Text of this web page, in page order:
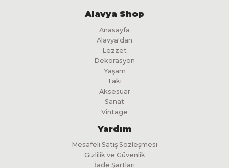
Alavya Shop
Anasayfa
Alavya'dan
Lezzet
Dekorasyon
Yaşam
Takı
Aksesuar
Sanat
Vintage
Yardım
Mesafeli Satış Sözleşmesi
Gizlilik ve Güvenlik
İade Şartları